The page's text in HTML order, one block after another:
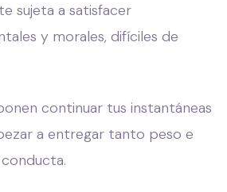
sujeta a satisfacer
y morales, difíciles de
continuar tus instantáneas
a entregar tanto peso e